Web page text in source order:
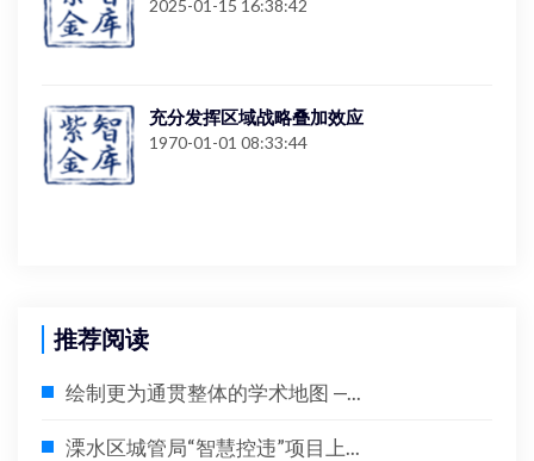
2025-01-15 16:38:42
充分发挥区域战略叠加效应
1970-01-01 08:33:44
推荐阅读
绘制更为通贯整体的学术地图 —...
溧水区城管局“智慧控违”项目上...